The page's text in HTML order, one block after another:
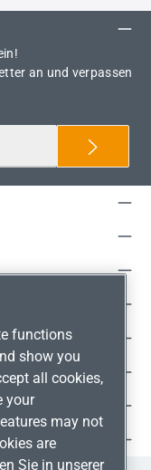
an und verpassen
functions
show you
all cookies,
your
may not
are
Sie in unserer